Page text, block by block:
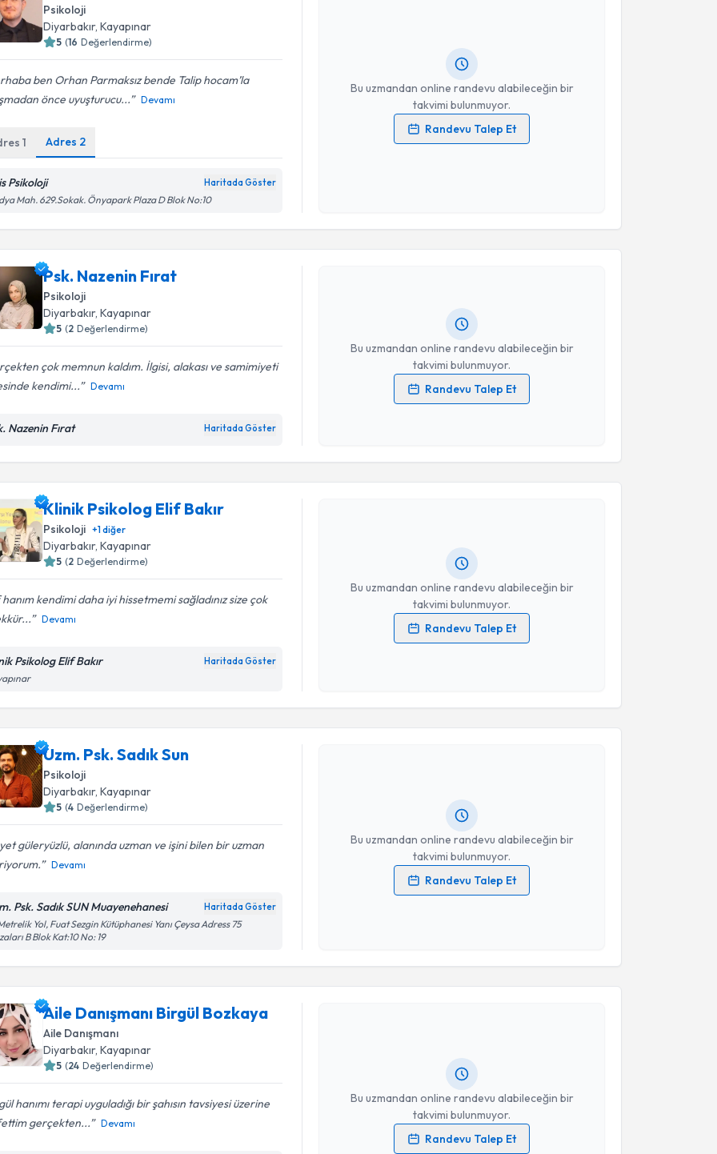
Psikoloji
Diyarbakır, Kayapınar
5 (16 Değerlendirme)
ben Orhan Parmaksız bende Talip hocam’la
önce uyuşturucu...
Devamı
1 Adres 2
Psikoloji Haritada Göster
Mah. 629.Sokak. Önyapark Plaza D Blok No:10
Bu uzmandan online randevu alabileceğin bir
takvimi bulunmuyor.
Randevu Talep Et
Kişisel verilerimin işlenmesine ilişkinAydınlatma Metni
Takvim Talebini Gönder
Psk. Nazenin Fırat
Psikoloji
Diyarbakır, Kayapınar
5 (2 Değerlendirme)
çok memnun kaldım. İlgisi, alakası ve samimiyeti
kendimi...
Devamı
Nazenin Fırat Haritada Göster
Bu uzmandan online randevu alabileceğin bir
takvimi bulunmuyor.
Randevu Talep Et
Randevu Takvimi Talebi
Kişisel verilerimin işlenmesine ilişkinAydınlatma Metni
Takvim Talebini Gönder
Klinik Psikolog Elif Bakır
Psikoloji +1diğer
Diyarbakır, Kayapınar
5 (2 Değerlendirme)
kendimi daha iyi hissetmemi sağladınız size çok
Devamı
Psikolog Elif Bakır Haritada Göster
Bu uzmandan online randevu alabileceğin bir
takvimi bulunmuyor.
Randevu Talep Et
Randevu Takvimi Talebi
Klinik Psikolog Elif Bakır
Kişisel verilerimin işlenmesine ilişkinAydınlatma Metni
Takvim Talebini Gönder
Uzm. Psk. Sadık Sun
Psikoloji
Diyarbakır, Kayapınar
5 (4 Değerlendirme)
güleryüzlü, alanında uzman ve işini bilen bir uzman
Devamı
Psk. Sadık SUN Muayenehanesi Haritada Göster
Yol, Fuat Sezgin Kütüphanesi Yanı Çeysa Adress 75
B Blok Kat:10 No: 19
Bu uzmandan online randevu alabileceğin bir
takvimi bulunmuyor.
Randevu Talep Et
Kişisel verilerimin işlenmesine ilişkinAydınlatma Metni
Aile Danışmanı Birgül Bozkaya
Aile Danışmanı
Diyarbakır, Kayapınar
5 (24 Değerlendirme)
hanımı terapi uyguladığı bir şahısın tavsiyesi üzerine
gerçekten...
Devamı
Bu uzmandan online randevu alabileceğin bir
takvimi bulunmuyor.
Randevu Talep Et